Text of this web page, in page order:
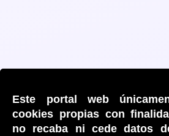
Este portal web
cookies propias con
no recaba ni cede datos